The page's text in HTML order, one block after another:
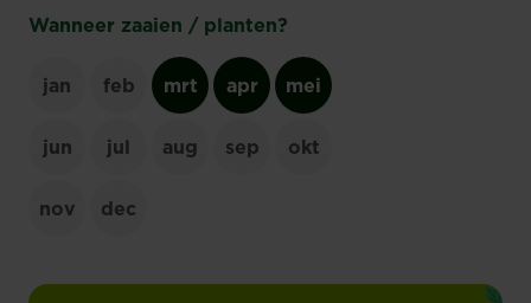
Wanneer zaaien / planten?
jan feb mrt apr mei
jun jul aug sep okt
nov dec